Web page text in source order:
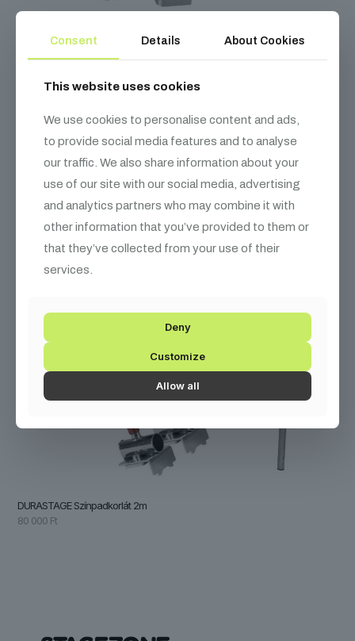
DURASTAGE Színpadkorlát rögzítő
10 000Ft
DURASTAGE Színpadkorlát 2m
80 000 Ft
Consent Details About Cookies
This website uses cookies
We use cookies to personalise content and ads,
to provide social media features and to analyse
our traffic. We also share information about your
use of our site with our social media, advertising
and analytics partners who may combine it with
other information that you’ve provided to them or
that they’ve collected from your use of their
services.
Deny
Customize
Allow all